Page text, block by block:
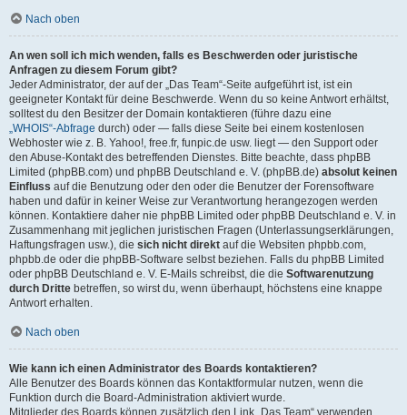
Nach oben
An wen soll ich mich wenden, falls es Beschwerden oder juristische
Anfragen zu diesem Forum gibt?
Jeder Administrator, der auf der „Das Team“-Seite aufgeführt ist, ist ein
geeigneter Kontakt für deine Beschwerde. Wenn du so keine Antwort erhältst,
solltest du den Besitzer der Domain kontaktieren (führe dazu eine
„WHOIS“-Abfrage durch) oder — falls diese Seite bei einem kostenlosen
Webhoster wie z. B. Yahoo!, free.fr, funpic.de usw. liegt — den Support oder
den Abuse-Kontakt des betreffenden Dienstes. Bitte beachte, dass phpBB
Limited (phpBB.com) und phpBB Deutschland e. V. (phpBB.de) absolut keinen
Einfluss auf die Benutzung oder den oder die Benutzer der Forensoftware
haben und dafür in keiner Weise zur Verantwortung herangezogen werden
können. Kontaktiere daher nie phpBB Limited oder phpBB Deutschland e. V. in
Zusammenhang mit jeglichen juristischen Fragen (Unterlassungserklärungen,
Haftungsfragen usw.), die sich nicht direkt auf die Websiten phpbb.com,
phpbb.de oder die phpBB-Software selbst beziehen. Falls du phpBB Limited
oder phpBB Deutschland e. V. E-Mails schreibst, die die Softwarenutzung
durch Dritte betreffen, so wirst du, wenn überhaupt, höchstens eine knappe
Antwort erhalten.
Nach oben
Wie kann ich einen Administrator des Boards kontaktieren?
Alle Benutzer des Boards können das Kontaktformular nutzen, wenn die
Funktion durch die Board-Administration aktiviert wurde.
Mitglieder des Boards können zusätzlich den Link „Das Team“ verwenden.